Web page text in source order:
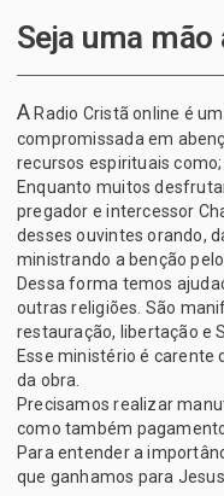
A Radio Cristã online é
compromissada em
recursos espirituais como;
Enquanto muitos
pregador e intercessor
desses ouvintes orando,
ministrando a benção
Dessa forma temos
outras religiões. São
restauração, libertação e
Esse ministério é carente
da obra.
Precisamos realizar
como também
Para entender a
que ganhamos para